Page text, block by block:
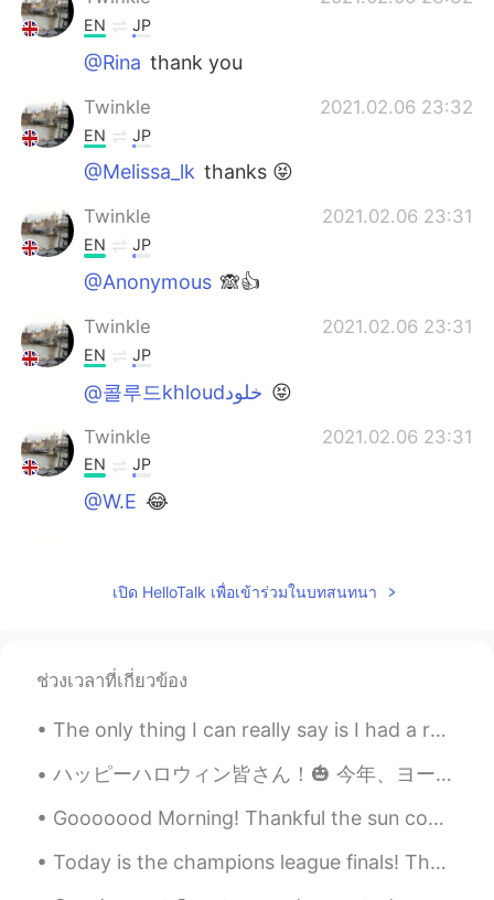
EN JP
@Rina thank you
Twinkle 2021.02.06 23:32
EN JP
@Melissa_lk thanks 😝
Twinkle 2021.02.06 23:31
EN JP
@Anonymous 🙈👍
Twinkle 2021.02.06 23:31
EN JP
😝
Twinkle 2021.02.06 23:31
EN JP
@W.E 😂
EN JP
@lmalaal☺
Rina 2021.02.06 22:22
It’s amazing!!!😻
Melissa_lk 2021.02.06 22:21
เปิด HelloTalk เพื่อเข้าร่วมในบทสนทนา
ช่วงเวลาที่เกี่ยวข้อง
The only thing I can really say is I had a really good day today walking around in Japan. It was ...
ハッピーハロウィン皆さん！🎃 今年、ヨーロッパにはパーティーがキャンセルしたけど、家で家族とお祝います！🎆 ハロウィンは昔の休日です。昔の人によると、今日は幽霊の世界と私たちの世界の間の障壁はと...
Gooooood Morning! Thankful the sun comes up every morning to greet us. It was a nice weekend. Ho...
Today is the champions league finals! The atmosphere in the pub was very nice! Thanks to this ap...